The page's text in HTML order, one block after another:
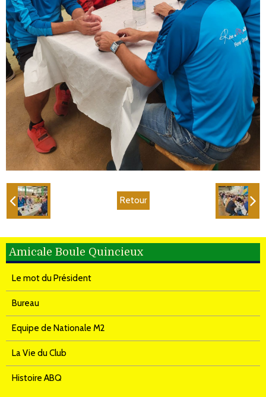
Retour
Amicale Boule Quincieux
Le mot du Président
Bureau
Equipe de Nationale M2
La Vie du Club
Histoire ABQ